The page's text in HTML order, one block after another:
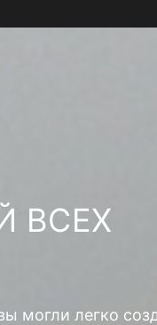
ВСЕХ
могли легко